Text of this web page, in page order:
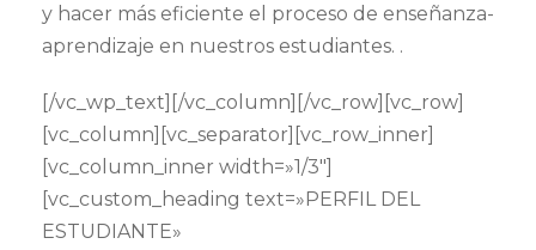
y hacer más eficiente el proceso de enseñanza-
aprendizaje en nuestros estudiantes. .
[/vc_wp_text][/vc_column][/vc_row][vc_row]
[vc_column][vc_separator][vc_row_inner]
[vc_column_inner width=»1/3″]
[vc_custom_heading text=»PERFIL DEL
ESTUDIANTE»